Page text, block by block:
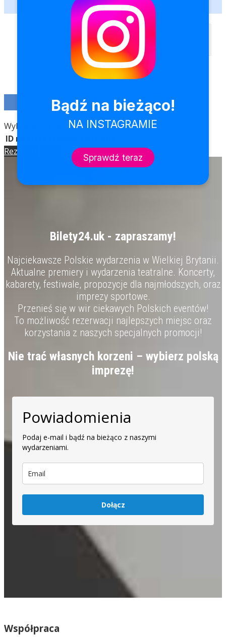
SCENA
Zajęte Wybrane
Wybranych miejsc:0
ID miejsca
Rezerwuj
Bilety24.uk - zapraszamy!
Najciekawsze Polskie wydarzenia w Wielkiej Brytanii.
Aktualne premiery i wydarzenia teatralne. Koncerty,
kabarety, festiwale, propozycje dla najmłodszych, oraz
imprezy sportowe.
Przenieś się w wir ciekawych Polskich eventów!
To możliwość rezerwacji najlepszych miejsc oraz
korzystania z naszych specjalnych promocji!
Nie trać własnych korzeni – wybierz polską
imprezę!
Powiadomienia
Podaj e-mail i bądź na bieżąco z naszymi
wydarzeniami.
Dołącz
Współpraca